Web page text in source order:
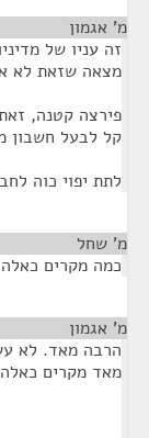
מ' אגמון
זה עניו של
מצאה שזאת לא
פירצה קטנה,
קל לבעל חשבון
לתת יפוי כוה
מ' שחל
כמה מקרים כאלה
מ' אגמון
הרבה מאד. לא
מאד מקרים